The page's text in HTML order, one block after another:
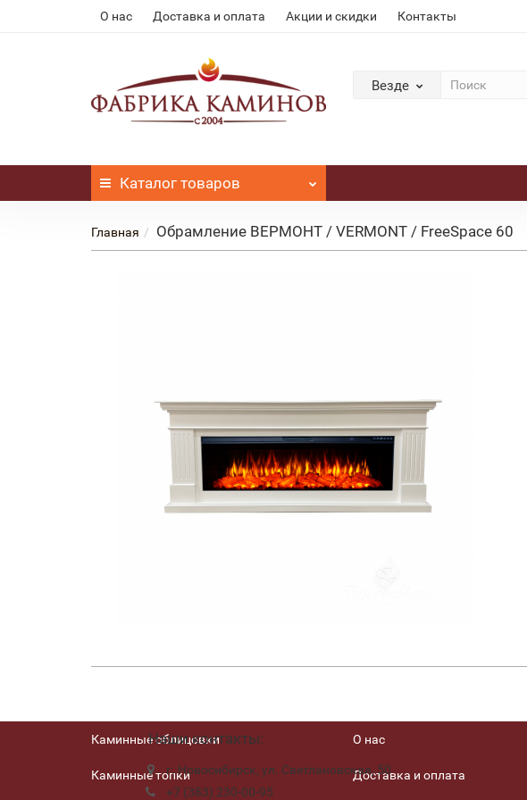
О нас Доставка и оплата Акции и скидки Контакты
Везде
Каталог товаров
Главная Обрамление ВЕРМОНТ / VERMONT / FreeSpace 60
Наши контакты:
г. Новосибирск, ул. Светлановская, 50
+7 (383) 230-00-95
Каминные облицовки
Каминные топки
О нас
Доставка и оплата